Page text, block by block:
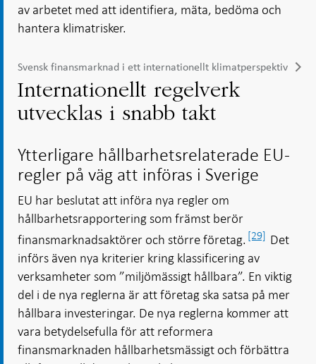
av arbetet med att identifiera, mäta, bedöma och
hantera klimatrisker.
Svensk finansmarknad i ett internationellt klimatperspektiv
Internationellt regelverk
utvecklas i snabb takt
Ytterligare hållbarhetsrelaterade EU-
regler på väg att införas i Sverige
EU har beslutat att införa nya regler om
hållbarhetsrapportering som främst berör
finansmarknadsaktörer och större företag. [29] Det
införs även nya kriterier kring klassificering av
verksamheter som ”miljömässigt hållbara”. En viktig
del i de nya reglerna är att företag ska satsa på mer
hållbara investeringar. De nya reglerna kommer att
vara betydelsefulla för att reformera
finansmarknaden hållbarhetsmässigt och förbättra